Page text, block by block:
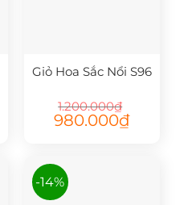
Giỏ Hoa Sắc Nổi S96
1.200.000₫
Giá
gốc
980.000₫Giá
-14%